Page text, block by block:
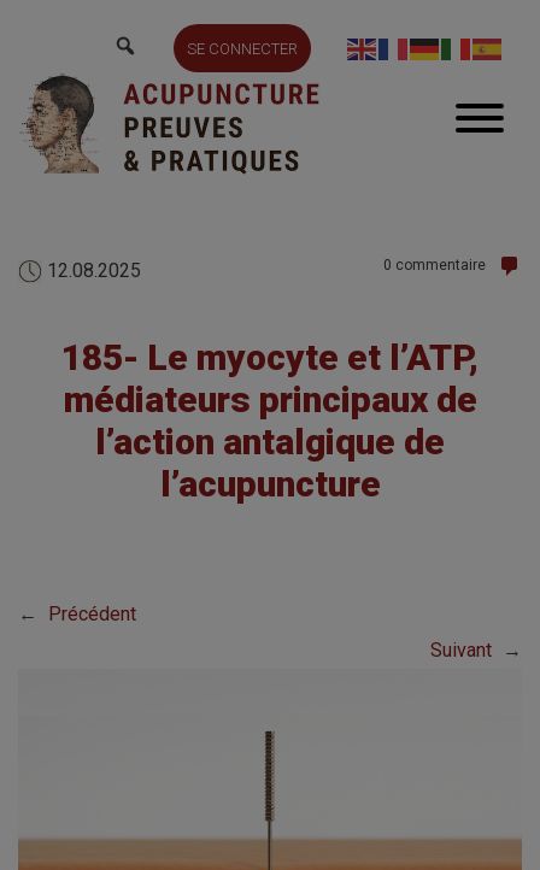
SE CONNECTER
12.08.2025 0 commentaire
185- Le myocyte et l’ATP,
médiateurs principaux de
l’action antalgique de
l’acupuncture
←
Précédent
Suivant
→